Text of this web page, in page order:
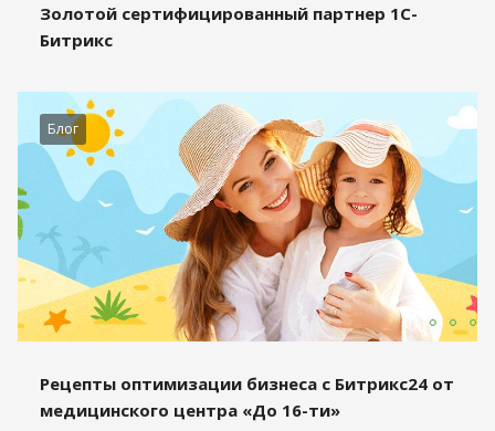
Золотой сертифицированный партнер 1С-
Битрикс
Блог
Рецепты оптимизации бизнеса с Битрикс24 от
медицинского центра «До 16-ти»